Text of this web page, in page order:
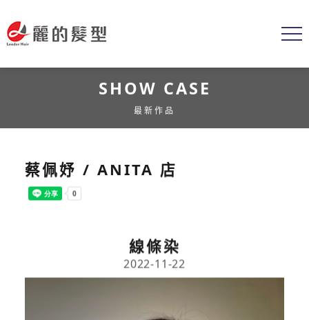
SHOW CASE
最新作品
蔡佩妤 / ANITA 店
線條染
2022-11-22